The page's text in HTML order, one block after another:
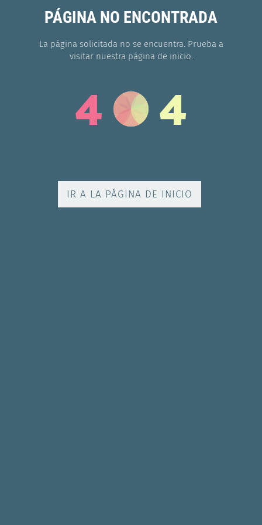
PÁGINA NO ENCONTRADA
La página solicitada no se encuentra. Prueba a
visitar nuestra página de inicio.
4 4
IR A LA PÁGINA DE INICIO